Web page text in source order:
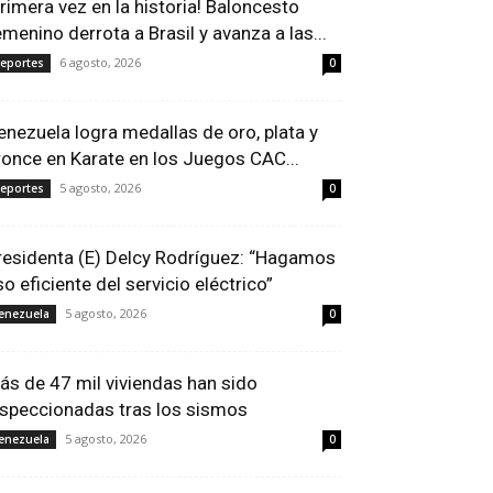
vez en la historia! Baloncesto
derrota a Brasil y avanza a las...
6 agosto, 2026 0
logra medallas de oro, plata y
en Karate en los Juegos CAC...
5 agosto, 2026 0
(E) Delcy Rodríguez: “Hagamos
eficiente del servicio eléctrico”
5 agosto, 2026 0
de 47 mil viviendas han sido
tras los sismos
5 agosto, 2026 0